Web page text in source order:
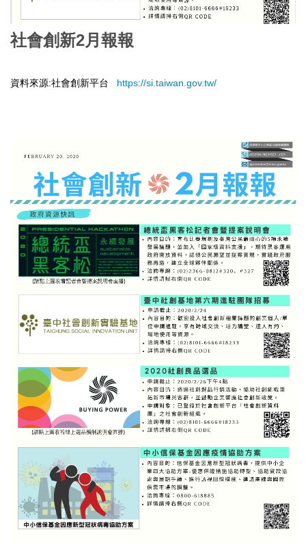
社會創新2月報報
資料來源:社會創新平台 https://si.taiwan.gov.tw/